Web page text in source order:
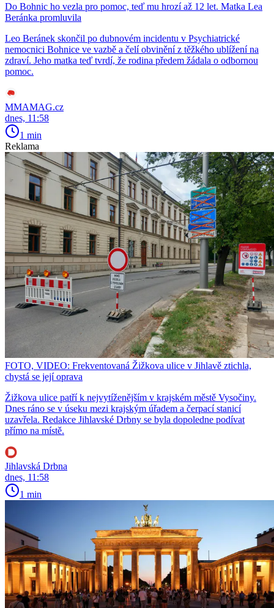
Do Bohnic ho vezla pro pomoc, teď mu hrozí až 12 let. Matka Lea
Beránka promluvila
Leo Beránek skončil po dubnovém incidentu v Psychiatrické
nemocnici Bohnice ve vazbě a čelí obvinění z těžkého ublížení na
zdraví. Jeho matka teď tvrdí, že rodina předem žádala o odbornou
pomoc.
MMAMAG.cz
dnes, 11:58
1 min
Reklama
FOTO, VIDEO: Frekventovaná Žižkova ulice v Jihlavě ztichla,
chystá se její oprava
Žižkova ulice patří k nejvytíženějším v krajském městě Vysočiny.
Dnes ráno se v úseku mezi krajským úřadem a čerpací stanicí
uzavřela. Redakce Jihlavské Drbny se byla dopoledne podívat
přímo na místě.
Jihlavská Drbna
dnes, 11:58
1 min